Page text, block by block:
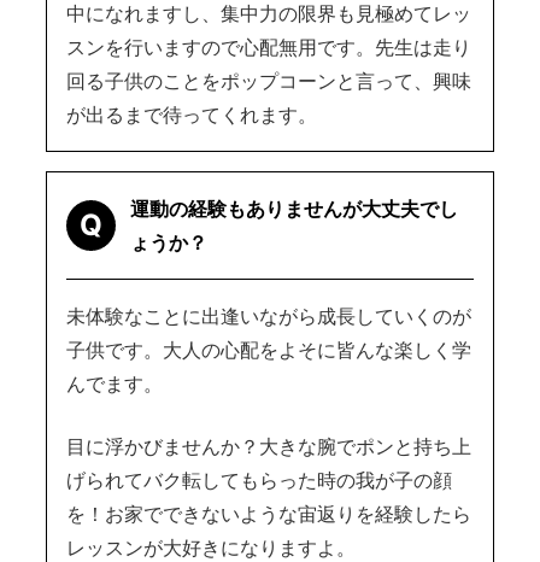
中になれますし、集中力の限界も見極めてレッ
スンを行いますので心配無用です。先生は走り
回る子供のことをポップコーンと言って、興味
が出るまで待ってくれます。
Q
運動の経験もありませんが大丈夫でし
ょうか？
未体験なことに出逢いながら成長していくのが
子供です。大人の心配をよそに皆んな楽しく学
んでます。
目に浮かびませんか？大きな腕でポンと持ち上
げられてバク転してもらった時の我が子の顔
を！お家でできないような宙返りを経験したら
レッスンが大好きになりますよ。